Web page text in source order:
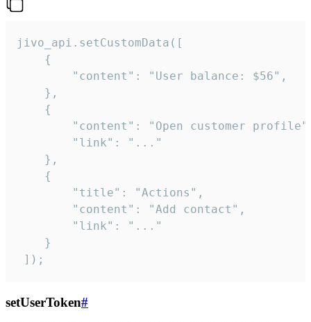
jivo_api.setCustomData([
    {
        "content": "User balance: $56",
    },
    {
"content": "Open customer
        "link": "..."
    },
    {
        "title": "Actions",
        "content": "Add contact",
        "link": "..."
    }
]);
setUserToken#